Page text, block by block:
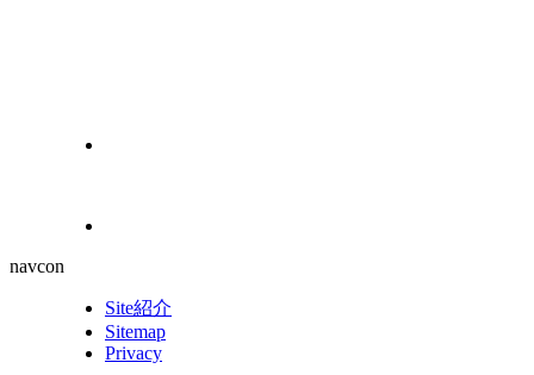
navcon
Site紹介
Sitemap
Privacy